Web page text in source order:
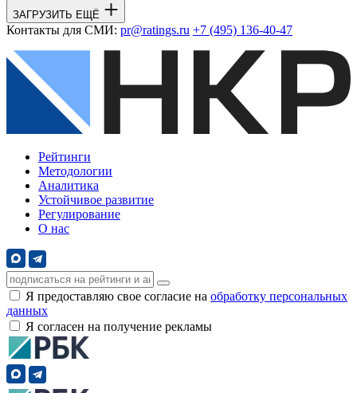
ЗАГРУЗИТЬ ЕЩЁ
Контакты для СМИ: pr@ratings.ru +7 (495) 136-40-47
Рейтинги
Методологии
Аналитика
Устойчивое развитие
Регулирование
О нас
Я предоставляю свое согласие на обработку персональных
данных
Я согласен на получение рекламы